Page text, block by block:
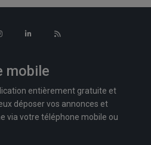
mobile
entièrement gratuite et
déposer vos annonces et
via votre téléphone mobile ou